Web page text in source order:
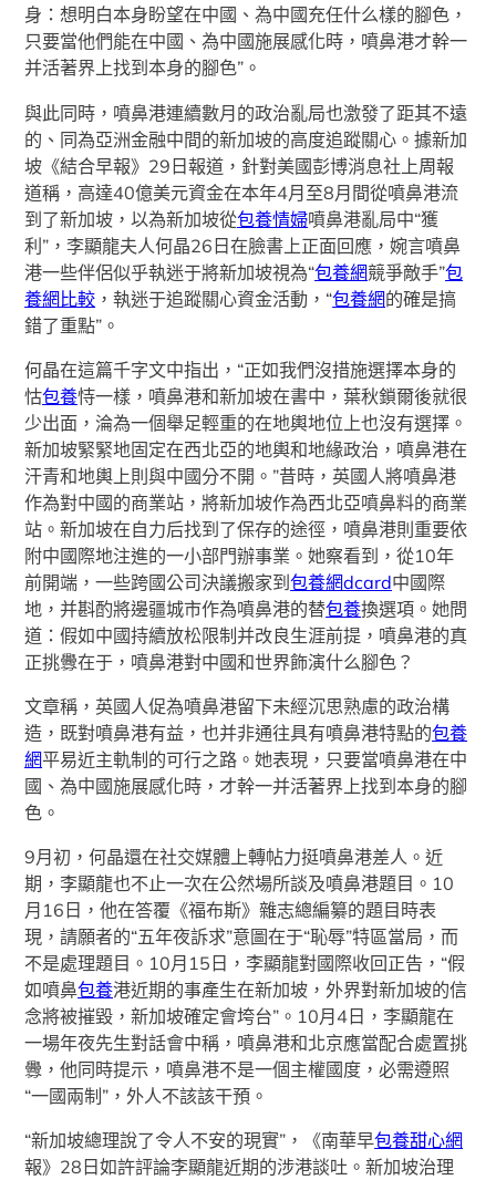
身：想明白本身盼望在中國、為中國充任什么樣的腳色，
只要當他們能在中國、為中國施展感化時，噴鼻港才幹一
并活著界上找到本身的腳色”。
與此同時，噴鼻港連續數月的政治亂局也激發了距其不遠
的、同為亞洲金融中間的新加坡的高度追蹤關心。據新加
坡《結合早報》29日報道，針對美國彭博消息社上周報
道稱，高達40億美元資金在本年4月至8月間從噴鼻港流
到了新加坡，以為新加坡從包養情婦噴鼻港亂局中“獲
利”，李顯龍夫人何晶26日在臉書上正面回應，婉言噴鼻
港一些伴侶似乎執迷于將新加坡視為“包養網競爭敵手”包
養網比較 ，執迷于追蹤關心資金活動，“包養網的確是搞
錯了重點”。
何晶在這篇千字文中指出，“正如我們沒措施選擇本身的
怙包養恃一樣，噴鼻港和新加坡在書中，葉秋鎖爾後就很
少出面，淪為一個舉足輕重的在地輿地位上也沒有選擇。
新加坡緊緊地固定在西北亞的地輿和地緣政治，噴鼻港在
汗青和地輿上則與中國分不開。”昔時，英國人將噴鼻港
作為對中國的商業站，將新加坡作為西北亞噴鼻料的商業
站。新加坡在自力后找到了保存的途徑，噴鼻港則重要依
附中國際地注進的一小部門辦事業。她察看到，從10年
前開端，一些跨國公司決議搬家到包養網dcard中國際
地，并斟酌將邊疆城市作為噴鼻港的替包養換選項。她問
道：假如中國持續放松限制并改良生涯前提，噴鼻港的真
正挑釁在于，噴鼻港對中國和世界飾演什么腳色？
文章稱，英國人促為噴鼻港留下未經沉思熟慮的政治構
造，既對噴鼻港有益，也并非通往具有噴鼻港特點的包養
網平易近主軌制的可行之路。她表現，只要當噴鼻港在中
國、為中國施展感化時，才幹一并活著界上找到本身的腳
色。
9月初，何晶還在社交媒體上轉帖力挺噴鼻港差人。近
期，李顯龍也不止一次在公然場所談及噴鼻港題目。10
月16日，他在答覆《福布斯》雜志總編纂的題目時表
現，請願者的“五年夜訴求”意圖在于“恥辱”特區當局，而
不是處理題目。10月15日，李顯龍對國際收回正告，“假
如噴鼻包養港近期的事產生在新加坡，外界對新加坡的信
念將被摧毀，新加坡確定會垮台”。10月4日，李顯龍在
一場年夜先生對話會中稱，噴鼻港和北京應當配合處置挑
釁，他同時提示，噴鼻港不是一個主權國度，必需遵照
“一國兩制”，外人不該該干預。
“新加坡總理說了令人不安的現實”，《南華早包養甜心網
報》28日如許評論李顯龍近期的涉港談吐。新加坡治理